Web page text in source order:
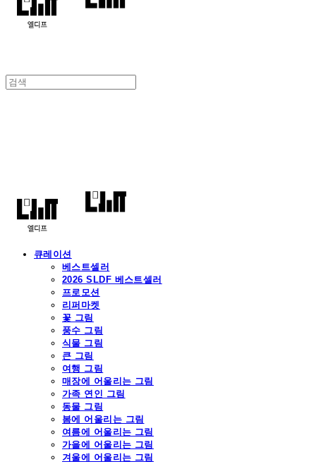
큐레이션
베스트셀러
2026 SLDF 베스트셀러
프로모션
리퍼마켓
꽃 그림
풍수 그림
식물 그림
큰 그림
여행 그림
매장에 어울리는 그림
가족 연인 그림
동물 그림
봄에 어울리는 그림
여름에 어울리는 그림
가을에 어울리는 그림
겨울에 어울리는 그림